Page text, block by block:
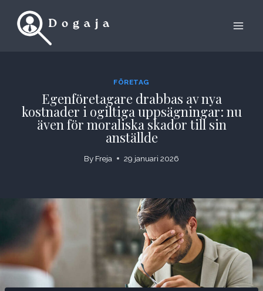
FÖRETAG
Egenföretagare drabbas av nya
kostnader i ogiltiga uppsägningar: nu
även för moraliska skador till sin
anställde
By Freja 29 januari 2026